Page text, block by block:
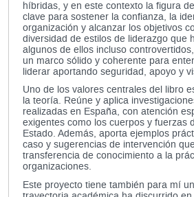
híbridas, y en este contexto la figura
clave para sostener la confianza, la
organización y alcanzar los objetivos
diversidad de estilos de liderazgo que
algunos de ellos incluso
un marco sólido y coherente para
liderar aportando seguridad, apoyo y
Uno de los valores centrales del libro
la teoría. Reúne y aplica
realizadas en España, con atención
exigentes como los cuerpos y fuerzas
Estado. Además, aporta ejemplos
caso y sugerencias de intervención
transferencia de conocimiento a la
organizaciones.
Este proyecto tiene también para mí